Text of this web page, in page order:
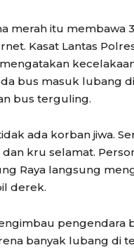
merah itu membawa
Kasat Lantas
bus masuk lubang
bus terguling.
ada korban jiwa.
kru selamat.
Raya langsung
derek.
pengendara
banyak lubang di